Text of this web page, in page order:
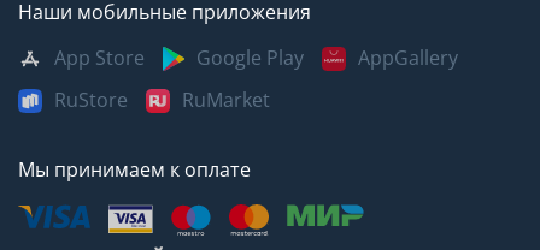
Наши мобильные приложения
App Store
Google Play
AppGallery
RuStore
RuMarket
Мы принимаем к оплате